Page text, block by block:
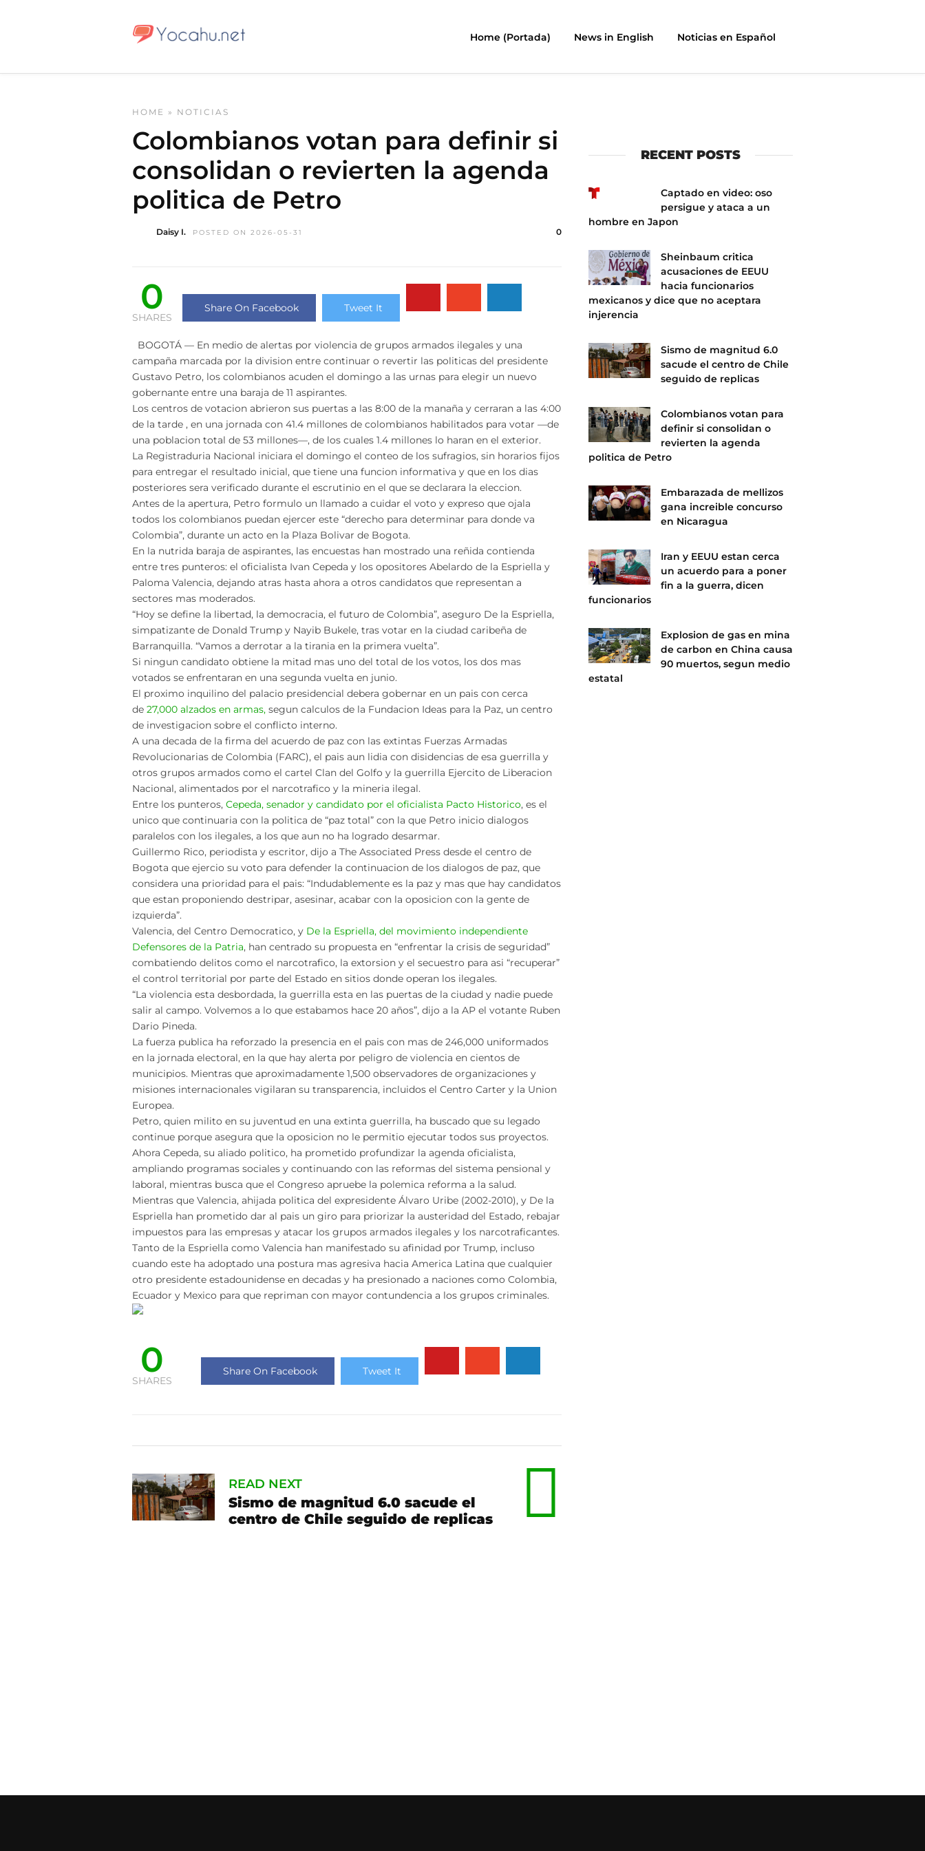
Home (Portada) News in English Noticias en Español
HOME » NOTICIAS
Colombianos votan para definir si
consolidan o revierten la agenda
politica de Petro
Daisy I. POSTED ON 2026-05-31 0
0
SHARES
Share On Facebook Tweet It
BOGOTÁ — En medio de alertas por violencia de grupos armados ilegales y una
campaña marcada por la division entre continuar o revertir las politicas del presidente
Gustavo Petro, los colombianos acuden el domingo a las urnas para elegir un nuevo
gobernante entre una baraja de 11 aspirantes.
Los centros de votacion abrieron sus puertas a las 8:00 de la manaña y cerraran a las 4:00
de la tarde , en una jornada con 41.4 millones de colombianos habilitados para votar —de
una poblacion total de 53 millones—, de los cuales 1.4 millones lo haran en el exterior.
La Registraduria Nacional iniciara el domingo el conteo de los sufragios, sin horarios fijos
para entregar el resultado inicial, que tiene una funcion informativa y que en los dias
posteriores sera verificado durante el escrutinio en el que se declarara la eleccion.
Antes de la apertura, Petro formulo un llamado a cuidar el voto y expreso que ojala
todos los colombianos puedan ejercer este “derecho para determinar para donde va
Colombia”, durante un acto en la Plaza Bolivar de Bogota.
En la nutrida baraja de aspirantes, las encuestas han mostrado una reñida contienda
entre tres punteros: el oficialista Ivan Cepeda y los opositores Abelardo de la Espriella y
Paloma Valencia, dejando atras hasta ahora a otros candidatos que representan a
sectores mas moderados.
“Hoy se define la libertad, la democracia, el futuro de Colombia”, aseguro De la Espriella,
simpatizante de Donald Trump y Nayib Bukele, tras votar en la ciudad caribeña de
Barranquilla. “Vamos a derrotar a la tirania en la primera vuelta”.
Si ningun candidato obtiene la mitad mas uno del total de los votos, los dos mas
votados se enfrentaran en una segunda vuelta en junio.
El proximo inquilino del palacio presidencial debera gobernar en un pais con cerca
de 27,000 alzados en armas, segun calculos de la Fundacion Ideas para la Paz, un centro
de investigacion sobre el conflicto interno.
A una decada de la firma del acuerdo de paz con las extintas Fuerzas Armadas
Revolucionarias de Colombia (FARC), el pais aun lidia con disidencias de esa guerrilla y
otros grupos armados como el cartel Clan del Golfo y la guerrilla Ejercito de Liberacion
Nacional, alimentados por el narcotrafico y la mineria ilegal.
Entre los punteros, Cepeda, senador y candidato por el oficialista Pacto Historico, es el
unico que continuaria con la politica de “paz total” con la que Petro inicio dialogos
paralelos con los ilegales, a los que aun no ha logrado desarmar.
Guillermo Rico, periodista y escritor, dijo a The Associated Press desde el centro de
Bogota que ejercio su voto para defender la continuacion de los dialogos de paz, que
considera una prioridad para el pais: “Indudablemente es la paz y mas que hay candidatos
que estan proponiendo destripar, asesinar, acabar con la oposicion con la gente de
izquierda”.
Valencia, del Centro Democratico, y De la Espriella, del movimiento independiente
Defensores de la Patria, han centrado su propuesta en “enfrentar la crisis de seguridad”
combatiendo delitos como el narcotrafico, la extorsion y el secuestro para asi “recuperar”
el control territorial por parte del Estado en sitios donde operan los ilegales.
“La violencia esta desbordada, la guerrilla esta en las puertas de la ciudad y nadie puede
salir al campo. Volvemos a lo que estabamos hace 20 años”, dijo a la AP el votante Ruben
Dario Pineda.
La fuerza publica ha reforzado la presencia en el pais con mas de 246,000 uniformados
en la jornada electoral, en la que hay alerta por peligro de violencia en cientos de
municipios. Mientras que aproximadamente 1,500 observadores de organizaciones y
misiones internacionales vigilaran su transparencia, incluidos el Centro Carter y la Union
Europea.
Petro, quien milito en su juventud en una extinta guerrilla, ha buscado que su legado
continue porque asegura que la oposicion no le permitio ejecutar todos sus proyectos.
Ahora Cepeda, su aliado politico, ha prometido profundizar la agenda oficialista,
ampliando programas sociales y continuando con las reformas del sistema pensional y
laboral, mientras busca que el Congreso apruebe la polemica reforma a la salud.
Mientras que Valencia, ahijada politica del expresidente Álvaro Uribe (2002-2010), y De la
Espriella han prometido dar al pais un giro para priorizar la austeridad del Estado, rebajar
impuestos para las empresas y atacar los grupos armados ilegales y los narcotraficantes.
Tanto de la Espriella como Valencia han manifestado su afinidad por Trump, incluso
cuando este ha adoptado una postura mas agresiva hacia America Latina que cualquier
otro presidente estadounidense en decadas y ha presionado a naciones como Colombia,
Ecuador y Mexico para que repriman con mayor contundencia a los grupos criminales.
0
SHARES
Share On Facebook Tweet It
READ NEXT
Sismo de magnitud 6.0 sacude el
centro de Chile seguido de replicas
RECENT POSTS
Captado en video: oso
persigue y ataca a un
hombre en Japon
Sheinbaum critica
acusaciones de EEUU
hacia funcionarios
mexicanos y dice que no aceptara
injerencia
Sismo de magnitud 6.0
sacude el centro de Chile
seguido de replicas
Colombianos votan para
definir si consolidan o
revierten la agenda
politica de Petro
Embarazada de mellizos
gana increible concurso
en Nicaragua
Iran y EEUU estan cerca
un acuerdo para a poner
fin a la guerra, dicen
funcionarios
Explosion de gas en mina
de carbon en China causa
90 muertos, segun medio
estatal